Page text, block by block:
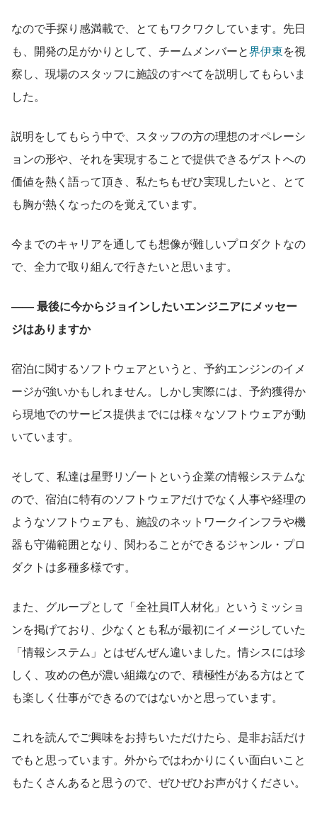
なので手探り感満載で、とてもワクワクしています。先日
も、開発の足がかりとして、チームメンバーと界伊東を視
察し、現場のスタッフに施設のすべてを説明してもらいま
した。
説明をしてもらう中で、スタッフの方の理想のオペレーシ
ョンの形や、それを実現することで提供できるゲストへの
価値を熱く語って頂き、私たちもぜひ実現したいと、とて
も胸が熱くなったのを覚えています。
今までのキャリアを通しても想像が難しいプロダクトなの
で、全力で取り組んで行きたいと思います。
—— 最後に今からジョインしたいエンジニアにメッセー
ジはありますか
宿泊に関するソフトウェアというと、予約エンジンのイメ
ージが強いかもしれません。しかし実際には、予約獲得か
ら現地でのサービス提供までには様々なソフトウェアが動
いています。
そして、私達は星野リゾートという企業の情報システムな
ので、宿泊に特有のソフトウェアだけでなく人事や経理の
ようなソフトウェアも、施設のネットワークインフラや機
器も守備範囲となり、関わることができるジャンル・プロ
ダクトは多種多様です。
また、グループとして「全社員IT人材化」というミッショ
ンを掲げており、少なくとも私が最初にイメージしていた
「情報システム」とはぜんぜん違いました。情シスには珍
しく、攻めの色が濃い組織なので、積極性がある方はとて
も楽しく仕事ができるのではないかと思っています。
これを読んでご興味をお持ちいただけたら、是非お話だけ
でもと思っています。外からではわかりにくい面白いこと
もたくさんあると思うので、ぜひぜひお声がけください。